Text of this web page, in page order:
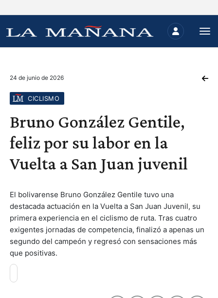
24 de junio de 2026
CICLISMO
Bruno González Gentile,
feliz por su labor en la
Vuelta a San Juan juvenil
El bolivarense Bruno González Gentile tuvo una
destacada actuación en la Vuelta a San Juan Juvenil, su
primera experiencia en el ciclismo de ruta. Tras cuatro
exigentes jornadas de competencia, finalizó a apenas un
segundo del campeón y regresó con sensaciones más
que positivas.